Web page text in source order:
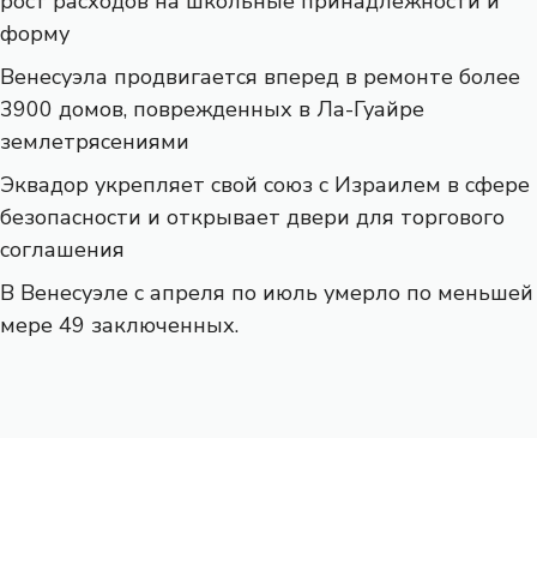
форму
Венесуэла продвигается вперед в ремонте более
3900 домов, поврежденных в Ла-Гуайре
землетрясениями
Эквадор укрепляет свой союз с Израилем в сфере
безопасности и открывает двери для торгового
соглашения
В Венесуэле с апреля по июль умерло по меньшей
мере 49 заключенных.